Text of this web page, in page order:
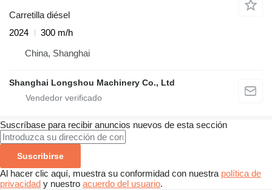
Carretilla diésel
2024
300 m/h
China, Shanghai
Shanghai Longshou Machinery Co., Ltd
Suscríbase para recibir anuncios nuevos de esta sección
Suscribirse
Al hacer clic aquí, muestra su conformidad con nuestra política de
privacidad y nuestro acuerdo del usuario.